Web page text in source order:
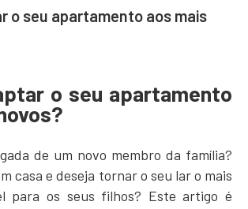
o seu apartamento aos mais
o seu apartamento
de um novo membro da família?
casa e deseja tornar o seu lar o mais
para os seus filhos? Este artigo é